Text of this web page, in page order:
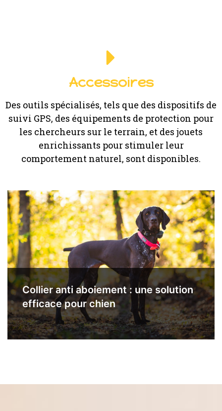
Accessoires
Des outils spécialisés, tels que des dispositifs de
suivi GPS, des équipements de protection pour
les chercheurs sur le terrain, et des jouets
enrichissants pour stimuler leur
comportement naturel, sont disponibles.
Collier anti aboiement : une solution
efficace pour chien